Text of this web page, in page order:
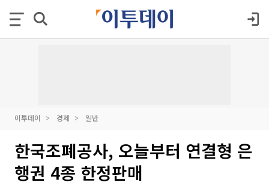
이투데이 경제 일반
한국조폐공사, 오늘부터 연결형 은
행권 4종 한정판매